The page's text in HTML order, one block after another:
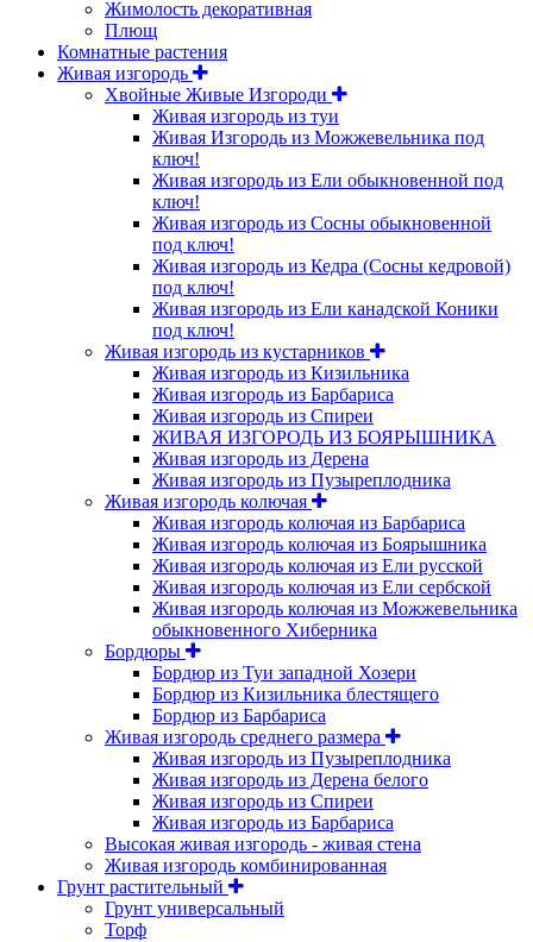
Жимолость декоративная
Плющ
Комнатные растения
Живая изгородь
Хвойные Живые Изгороди
Живая изгородь из туи
Живая Изгородь из Можжевельника под
ключ!
Живая изгородь из Ели обыкновенной под
ключ!
Живая изгородь из Сосны обыкновенной
под ключ!
Живая изгородь из Кедра (Сосны кедровой)
под ключ!
Живая изгородь из Ели канадской Коники
под ключ!
Живая изгородь из кустарников
Живая изгородь из Кизильника
Живая изгородь из Барбариса
Живая изгородь из Спиреи
ЖИВАЯ ИЗГОРОДЬ ИЗ БОЯРЫШНИКА
Живая изгородь из Дерена
Живая изгородь из Пузыреплодника
Живая изгородь колючая
Живая изгородь колючая из Барбариса
Живая изгородь колючая из Боярышника
Живая изгородь колючая из Ели русской
Живая изгородь колючая из Ели сербской
Живая изгородь колючая из Можжевельника
обыкновенного Хиберника
Бордюры
Бордюр из Туи западной Хозери
Бордюр из Кизильника блестящего
Бордюр из Барбариса
Живая изгородь среднего размера
Живая изгородь из Пузыреплодника
Живая изгородь из Дерена белого
Живая изгородь из Спиреи
Живая изгородь из Барбариса
Высокая живая изгородь - живая стена
Живая изгородь комбинированная
Грунт растительный
Грунт универсальный
Торф